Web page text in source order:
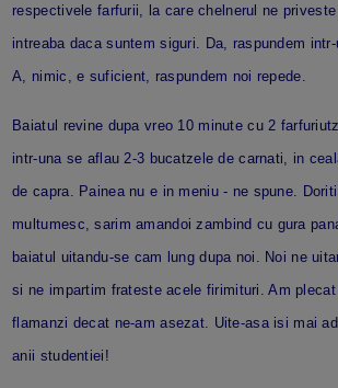
respectivele farfurii, la care chelnerul ne
intreaba daca suntem siguri. Da, raspundem
A, nimic, e suficient, raspundem noi repede.
Baiatul revine dupa vreo 10 minute cu 2
intr-una se aflau 2-3 bucatzele de carnati, in
de capra. Painea nu e in meniu - ne spune. Doriti
multumesc, sarim amandoi zambind cu gura
baiatul uitandu-se cam lung dupa noi. Noi ne
si ne impartim frateste acele firimituri. Am
flamanzi decat ne-am asezat. Uite-asa isi mai
anii studentiei!